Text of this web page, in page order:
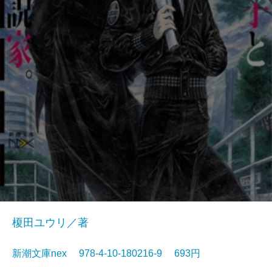
榎田ユウリ／著
新潮文庫nex 978-4-10-180216-9 693円